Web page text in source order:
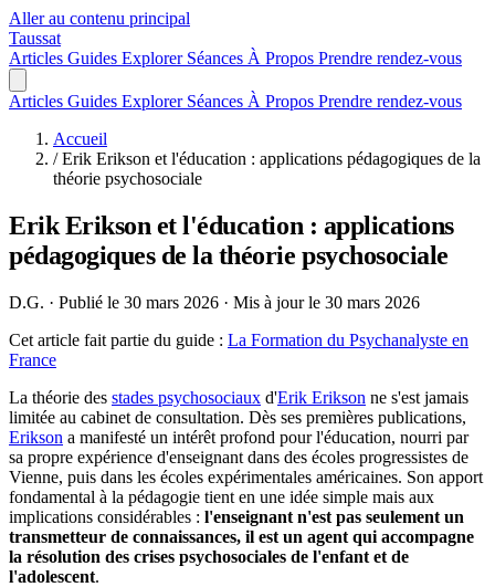
Aller au contenu principal
Taussat
Articles Guides Explorer Séances À Propos Prendre rendez-vous
Articles Guides Explorer Séances À Propos Prendre rendez-vous
Accueil
/ Erik Erikson et l'éducation : applications pédagogiques de la
théorie psychosociale
Erik Erikson et l'éducation : applications
pédagogiques de la théorie psychosociale
D.G. · Publié le 30 mars 2026 · Mis à jour le 30 mars 2026
Cet article fait partie du guide : La Formation du Psychanalyste en
France
La théorie des stades psychosociaux d'Erik Erikson ne s'est jamais
limitée au cabinet de consultation. Dès ses premières publications,
Erikson a manifesté un intérêt profond pour l'éducation, nourri par
sa propre expérience d'enseignant dans des écoles progressistes de
Vienne, puis dans les écoles expérimentales américaines. Son apport
fondamental à la pédagogie tient en une idée simple mais aux
implications considérables : l'enseignant n'est pas seulement un
transmetteur de connaissances, il est un agent qui accompagne
la résolution des crises psychosociales de l'enfant et de
l'adolescent.